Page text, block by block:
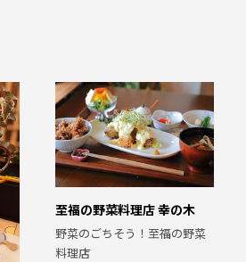
至福の野菜料理店 幸の木
野菜のごちそう！至福の野菜
料理店